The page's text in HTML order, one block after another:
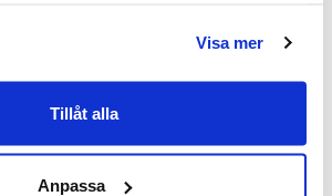
Visa mer
Tillåt alla
Anpassa